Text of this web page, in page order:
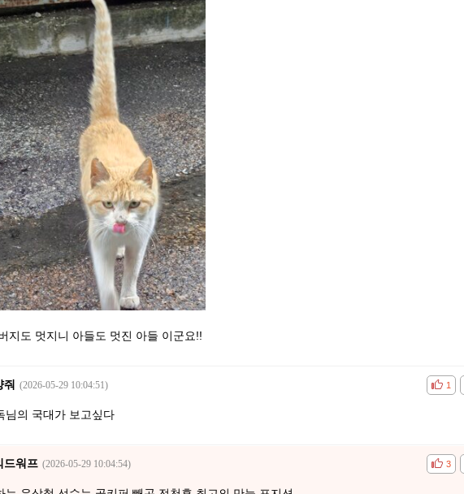
지도 멋지니 아들도 멋진 아들 이군요!!
줘 (2026-05-29 10:04:51) 비공감
1
님의 국대가 보고싶다
드워프 (2026-05-29 10:04:54) 비공감
3